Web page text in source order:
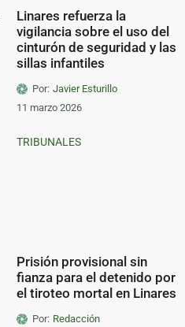
Linares refuerza la
vigilancia sobre el uso del
cinturón de seguridad y las
sillas infantiles
Por: Javier Esturillo
11 marzo 2026
TRIBUNALES
Prisión provisional sin
fianza para el detenido por
el tiroteo mortal en Linares
Por: Redacción